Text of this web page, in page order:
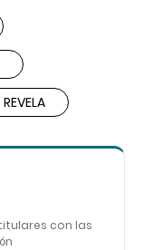
REVELA
con las